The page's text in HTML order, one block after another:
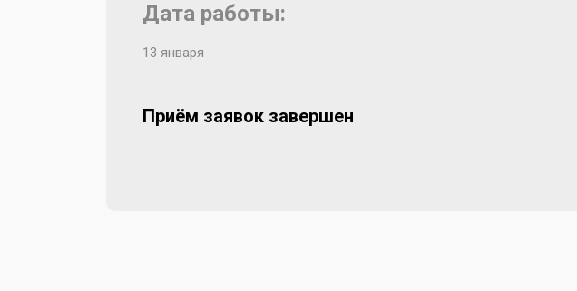
Дата работы:
13 января
Приём заявок завершен